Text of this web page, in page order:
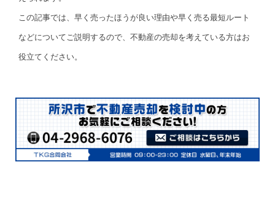
この記事では、早く売ったほうが良い理由や早く売る最短ルート
などについてご説明するので、不動産の売却を考えている方はお
役立てください。